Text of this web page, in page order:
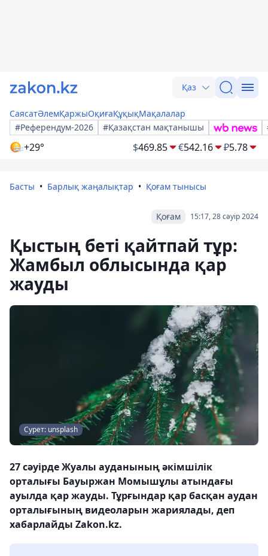
Қаз
СаясатӘлемҚаржыОқиғаҚұқықМақалалар
#Референдум-2026
#Қазақстан мақтанышы
+29° $469.85 €542.16 ₽5.78
Басты Барлық жаңалықтар Қоғам тынысы
15:17, 28 сәуір 2024
Қоғам
Қыстың беті қайтпай тұр:
Жамбыл облысында қар
жауды
Сурет: unsplash
27 сәуірде Жуалы ауданының әкімшілік
орталығы Бауыржан Момышұлы атындағы
ауылда қар жауды. Тұрғындар қар басқан аудан
орталығының видеоларын жариялады, деп
хабарлайды Zakon.kz.